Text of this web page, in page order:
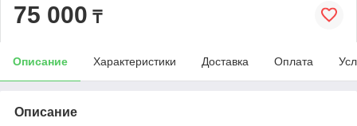
75 000 ₸
Описание Характеристики Доставка Оплата
Описание